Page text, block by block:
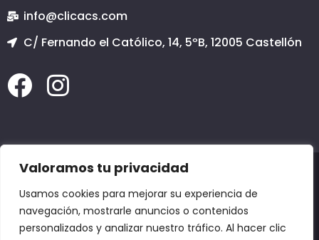
Valoramos tu privacidad
Usamos cookies para mejorar su experiencia de
navegación, mostrarle anuncios o contenidos
personalizados y analizar nuestro tráfico. Al hacer clic
info@clicacs.com
C/ Fernando el Católico, 14, 5ºB, 12005 Castellón
2020 © Todos los derechos reservados
SERVICIO TÉCNICO INFORMÁTICO CASTELLÓN, PÁGINAS WEB EN CASTELLÓN, COPIAS
DE SEGURIDAD EN CASTELLÓN, DOMINIOS en CASTELLÓN, EMAIL en CASTELLÓN,
Alcudia de Veo, Alfondeguilla, Algimia de Almonacid,Almazora,
Almenara,Alquerías del Niño Perdido,Altura,Arañuel,Ares del Maestre,
Ayódar, Azuébar, Barracas, Benafer,Benafigos, Benasal,Benicarló,
Benicasim,Benicàssim,Benlloch,Betxí,Borriol,Burriana,Cabanes,Cálig, Canet lo
Roig, Castell de Cabres,Castellfort,